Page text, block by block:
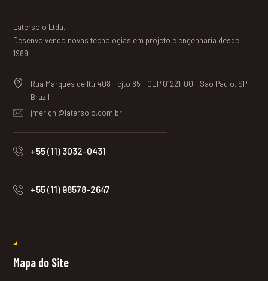
Latersolo Ltda.
Desenvolvendo novas tecnologias em projeto e engenharia desde
1989.
Rua Marquês de Itu 408 - cjto 85 - CEP 01221-00 - Sao Paulo, SP,
Brazil
jmerighi@latersolo.com.br
+55 (11) 3032-0431
+55 (11) 98578-2647
Mapa do Site